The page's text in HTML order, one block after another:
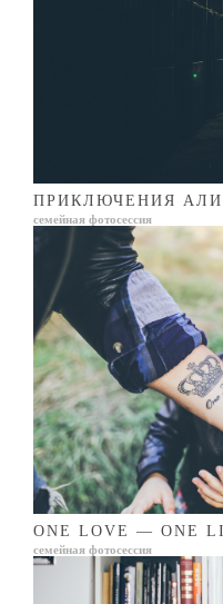
ПРИКЛЮЧЕНИЯ
семейная фотосессия
ONE LOVE — ONE
семейная фотосессия